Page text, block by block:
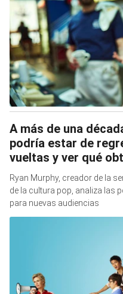
A más de una
podría estar de
vueltas y ver qué
Ryan Murphy, creador de la
de la cultura pop, analiza las
para nuevas audiencias